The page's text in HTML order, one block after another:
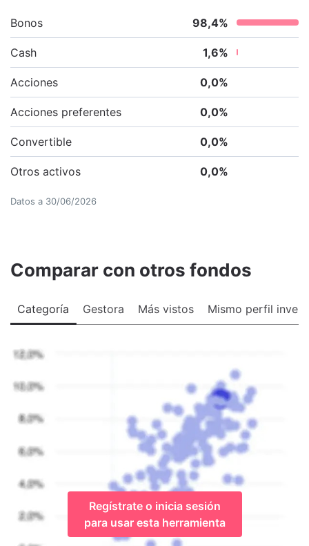
Bonos 98,4%
Cash 1,6%
Acciones 0,0%
Acciones preferentes 0,0%
Convertible 0,0%
Otros activos 0,0%
Datos a 30/06/2026
Comparar con otros fondos
Categoría Gestora Más vistos Mismo perfil
Regístrate o inicia sesión
para usar esta herramienta